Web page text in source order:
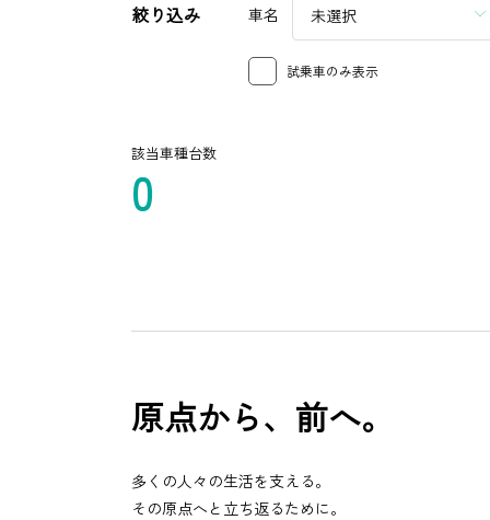
絞り込み 車名 未選択
試乗車のみ表示
該当車種台数
0
原点から、前へ。
多くの人々の生活を支える。
その原点へと立ち返るために。